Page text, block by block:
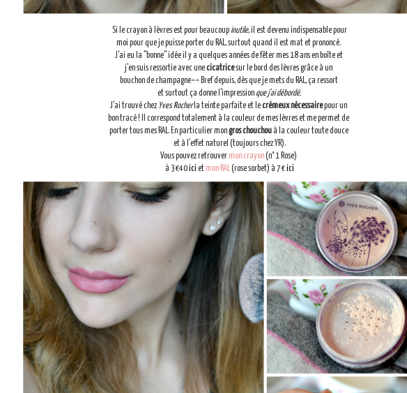
Si le crayon à lèvres est pour beaucoupinutile, il est devenu indispensable pour
moi pour que je puisse porter du RAL, surtout quand il est mat et prononcé.
J'ai eu la "bonne" idée il y a quelques années de fêter mes 18 ans en boîte et
j'en suis ressortie avec unecicatricesur le bord des lèvres grâce à un
bouchon de champagne^^ Bref depuis, dès que je mets du RAL, ça ressort
et surtout ça donne l'impression que j'ai débordé.
J'ai trouvé chez Yves Rocherla teinte parfaite et lecrémeux nécessairepour un
bon tracé ! Il correspond totalement à la couleur de mes lèvres et me permet de
porter tous mes RAL. En particulier mongros chouchouà la couleur toute douce
et à l'effet naturel (toujours chez YR).
Vous pouvez retrouver mon crayon(n°1 Rose)
à 3€40ici et mon RAL(rose sorbet) à 7€ici